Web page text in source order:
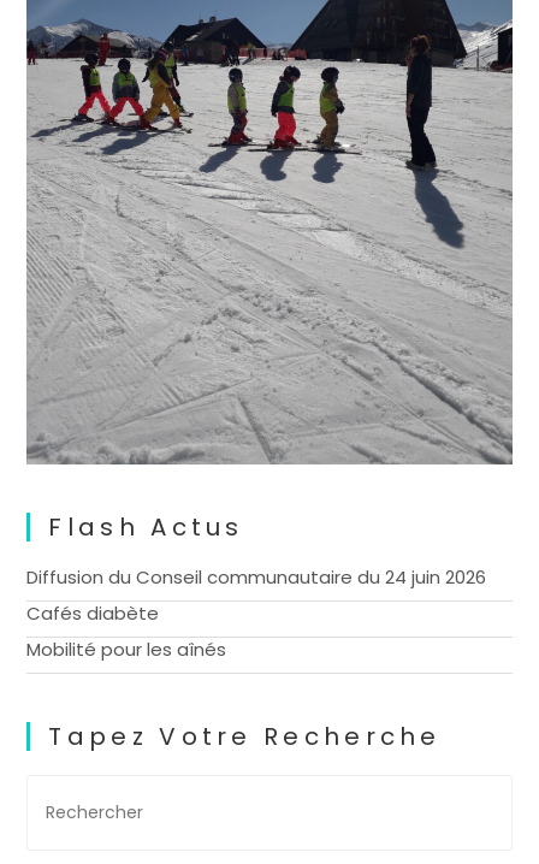
Flash Actus
Diffusion du Conseil communautaire du 24 juin 2026
Cafés diabète
Mobilité pour les aînés
Tapez Votre Recherche